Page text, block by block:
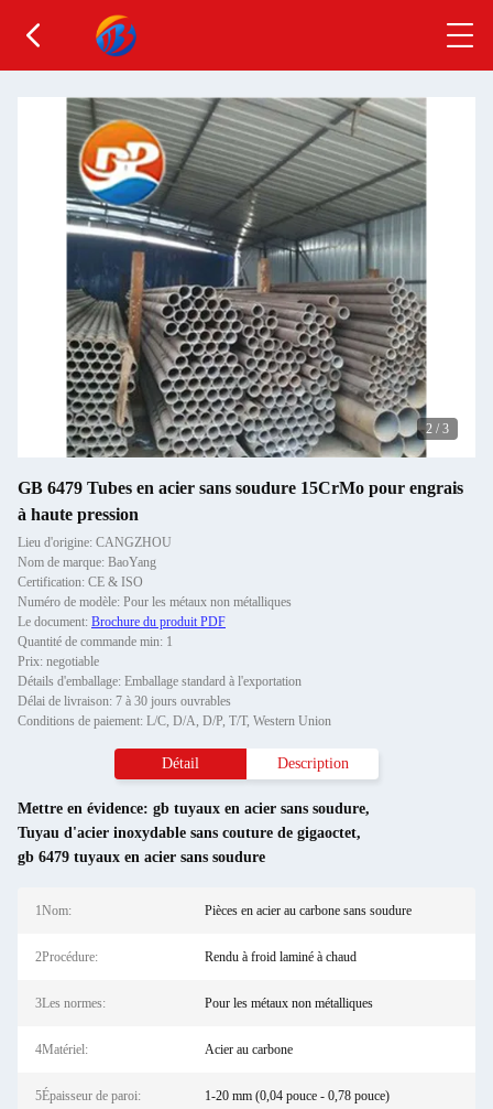
2 / 3
GB 6479 Tubes en acier sans soudure 15CrMo pour engrais
à haute pression
Lieu d'origine: CANGZHOU
Nom de marque: BaoYang
Certification: CE & ISO
Numéro de modèle: Pour les métaux non métalliques
Le document: Brochure du produit PDF
Quantité de commande min: 1
Prix: negotiable
Détails d'emballage: Emballage standard à l'exportation
Délai de livraison: 7 à 30 jours ouvrables
Conditions de paiement: L/C, D/A, D/P, T/T, Western Union
Détail Description
Mettre en évidence: gb tuyaux en acier sans soudure,
Tuyau d'acier inoxydable sans couture de gigaoctet,
gb 6479 tuyaux en acier sans soudure
1Nom: Pièces en acier au carbone sans soudure
2Procédure: Rendu à froid laminé à chaud
3Les normes: Pour les métaux non métalliques
4Matériel: Acier au carbone
5Épaisseur de paroi: 1-20 mm (0,04 pouce - 0,78 pouce)